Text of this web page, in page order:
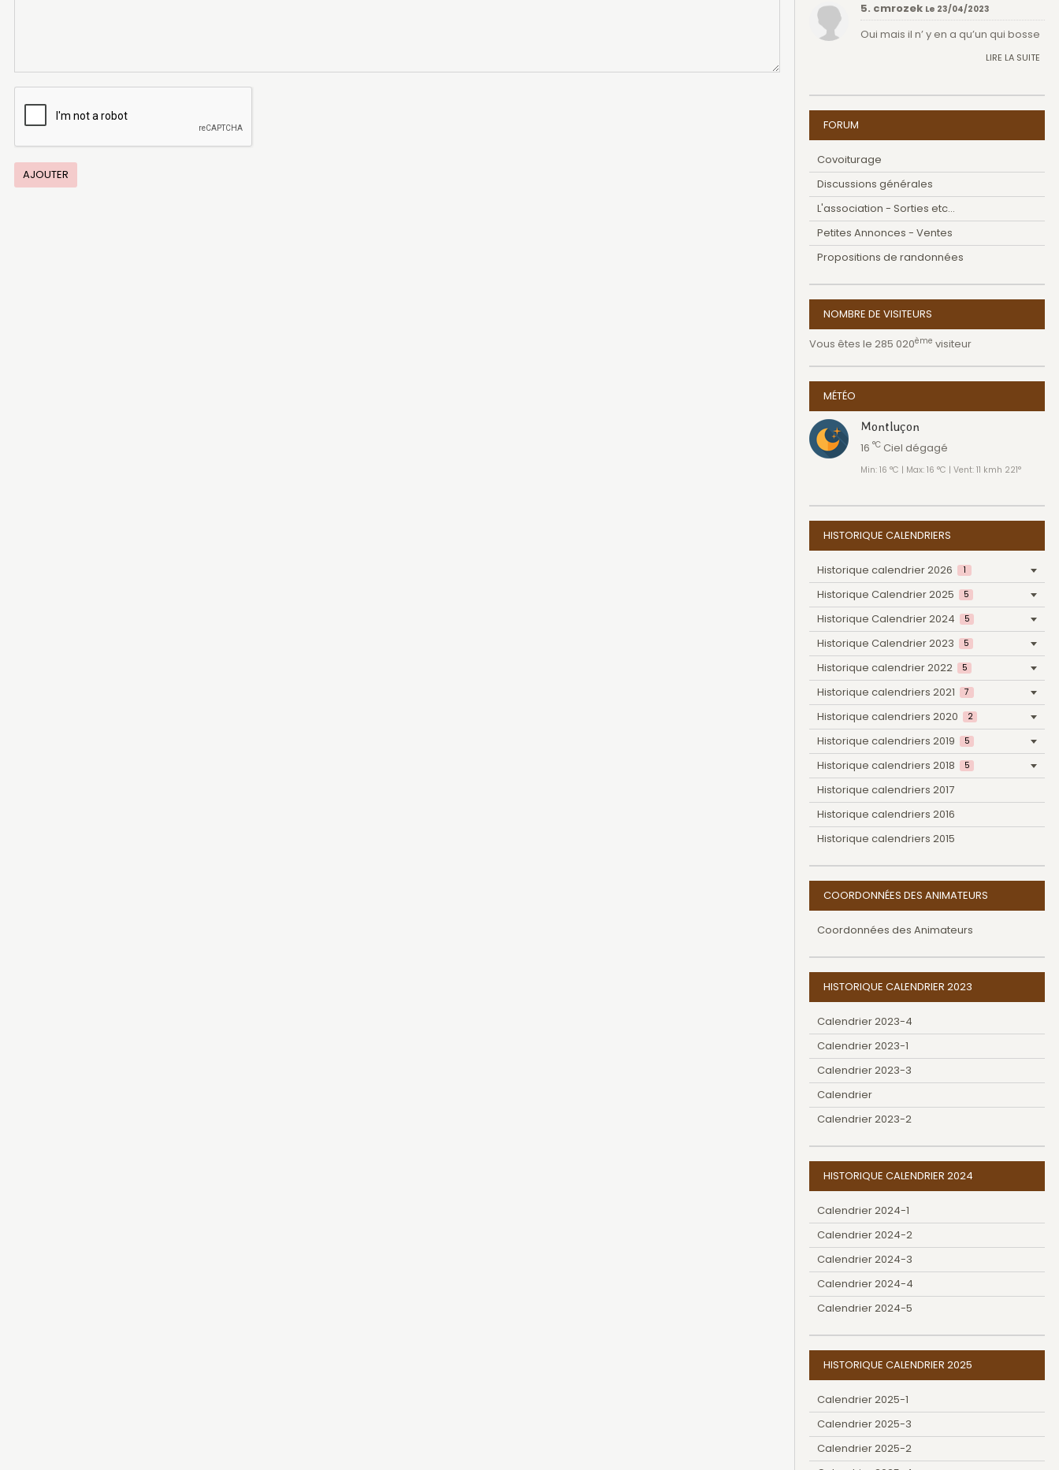
AJOUTER
5. cmrozek Le 23/04/2023
Oui mais il n’ y en a qu’un qui bosse
LIRE LA SUITE
FORUM
Covoiturage
Discussions générales
L'association - Sorties etc...
Petites Annonces - Ventes
Propositions de randonnées
NOMBRE DE VISITEURS
Vous êtes le 285 020ème visiteur
MÉTÉO
Montluçon
16 °C Ciel dégagé
Min: 16 °C | Max: 16 °C | Vent: 11 kmh 221°
HISTORIQUE CALENDRIERS
Historique calendrier 2026 1
Historique Calendrier 2025 5
Historique Calendrier 2024 5
Historique Calendrier 2023 5
Historique calendrier 2022 5
Historique calendriers 2021 7
Historique calendriers 2020 2
Historique calendriers 2019 5
Historique calendriers 2018 5
Historique calendriers 2017
Historique calendriers 2016
Historique calendriers 2015
COORDONNÉES DES ANIMATEURS
Coordonnées des Animateurs
HISTORIQUE CALENDRIER 2023
Calendrier 2023-4
Calendrier 2023-1
Calendrier 2023-3
Calendrier
Calendrier 2023-2
HISTORIQUE CALENDRIER 2024
Calendrier 2024-1
Calendrier 2024-2
Calendrier 2024-3
Calendrier 2024-4
Calendrier 2024-5
HISTORIQUE CALENDRIER 2025
Calendrier 2025-1
Calendrier 2025-3
Calendrier 2025-2